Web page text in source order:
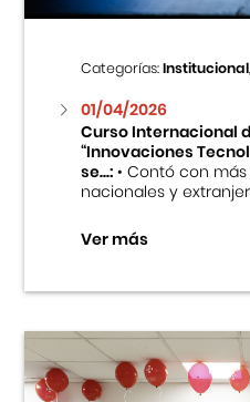
Categorías:
01/04/2026
Curso Internacional
“Innovaciones
se...:• Contó con
nacionales y
Ver más